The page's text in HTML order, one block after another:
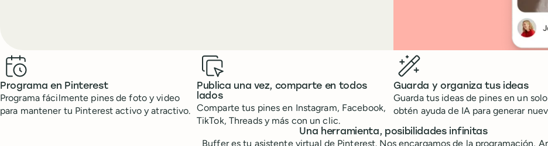
Benefits
Programa en Pinterest
Programa fácilmente pines de foto y video
para mantener tu Pinterest activo y atractivo.
Publica una vez, comparte en todos
lados
Comparte tus pines en Instagram, Facebook,
TikTok, Threads y más con un clic.
Guarda y organiza tus ideas
Guarda tus ideas de pines en un
obtén ayuda de IA para generar
Una herramienta, posibilidades infinitas
Buffer es tu asistente virtual de Pinterest. Nos encargamos de la programación,